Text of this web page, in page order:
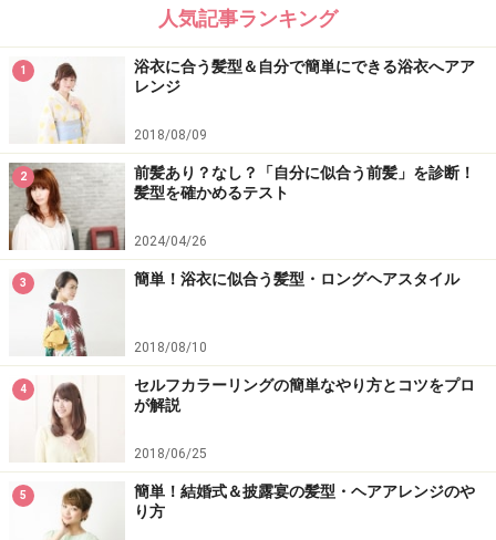
人気記事ランキング
1
浴衣に合う髪型＆自分で簡単にできる浴衣へアア
レンジ
2018/08/09
2
前髪あり？なし？「自分に似合う前髪」を診断！
髪型を確かめるテスト
2024/04/26
3 簡単！浴衣に似合う髪型・ロングヘアスタイル
2018/08/10
4
セルフカラーリングの簡単なやり方とコツをプロ
が解説
2018/06/25
5
簡単！結婚式＆披露宴の髪型・ヘアアレンジのや
り方